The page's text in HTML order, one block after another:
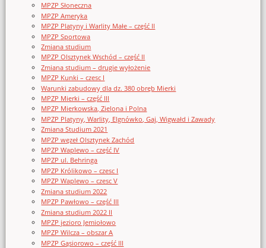
MPZP Słoneczna
MPZP Ameryka
MPZP Platyny i Warlity Małe – część II
MPZP Sportowa
Zmiana studium
MPZP Olsztynek Wschód – część II
Zmiana studium – drugie wyłożenie
MPZP Kunki – czesc I
Warunki zabudowy dla dz. 380 obręb Mierki
MPZP Mierki – część III
MPZP Mierkowska, Zielona i Polna
MPZP Platyny, Warlity, Elgnówko, Gaj, Wigwałd i Zawady
Zmiana Studium 2021
MPZP węzeł Olsztynek Zachód
MPZP Waplewo – część IV
MPZP ul. Behringa
MPZP Królikowo – czesc I
MPZP Waplewo – czesc V
Zmiana studium 2022
MPZP Pawłowo – część III
Zmiana studium 2022 II
MPZP jezioro Jemiołowo
MPZP Wilcza – obszar A
MPZP Gąsiorowo – część III